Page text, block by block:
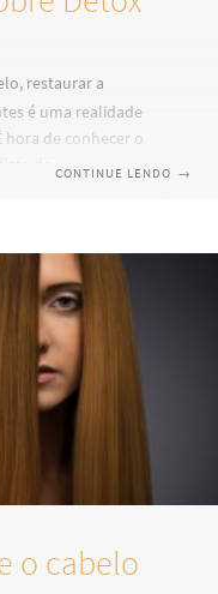
restaurar a
é uma realidade
hora de conhecer o
desintoxicante, o
se acumularam
“Afinal,
CONTINUE LENDO →
o cabelo